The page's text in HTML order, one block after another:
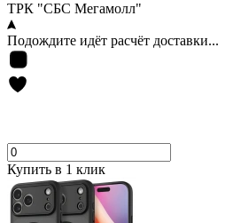
ТРК "СБС Мегамолл"
Подождите идёт расчёт доставки...
Купить в 1 клик